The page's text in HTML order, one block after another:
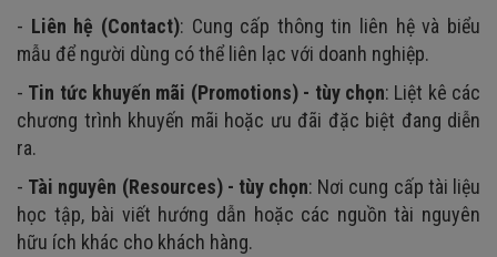
- Liên hệ (Contact): Cung cấp thông tin liên hệ và biểu
mẫu để người dùng có thể liên lạc với doanh nghiệp.
- Tin tức khuyến mãi (Promotions) - tùy chọn: Liệt kê các
chương trình khuyến mãi hoặc ưu đãi đặc biệt đang diễn
ra.
- Tài nguyên (Resources) - tùy chọn: Nơi cung cấp tài liệu
học tập, bài viết hướng dẫn hoặc các nguồn tài nguyên
hữu ích khác cho khách hàng.